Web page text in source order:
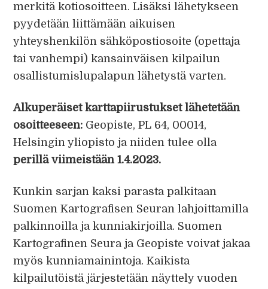
merkitä kotiosoitteen. Lisäksi lähetykseen
pyydetään liittämään aikuisen
yhteyshenkilön sähköpostiosoite (opettaja
tai vanhempi) kansainväisen kilpailun
osallistumislupalapun lähetystä varten.
Alkuperäiset karttapiirustukset lähetetään
osoitteeseen: Geopiste, PL 64, 00014,
Helsingin yliopisto ja niiden tulee olla
perillä viimeistään 1.4.2023.
Kunkin sarjan kaksi parasta palkitaan
Suomen Kartografisen Seuran lahjoittamilla
palkinnoilla ja kunniakirjoilla. Suomen
Kartografinen Seura ja Geopiste voivat jakaa
myös kunniamainintoja. Kaikista
kilpailutöistä järjestetään näyttely vuoden